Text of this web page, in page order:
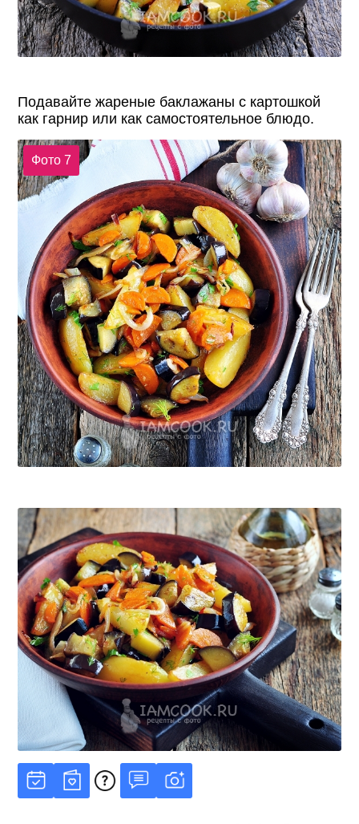
Подавайте жареные баклажаны с картошкой
как гарнир или как самостоятельное блюдо.
Фото 7